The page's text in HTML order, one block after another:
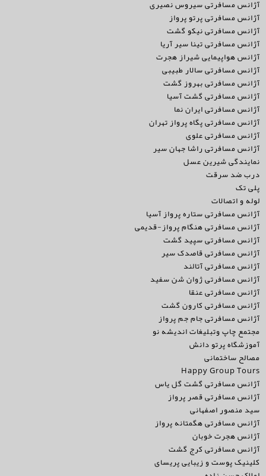
آژانس مسافرتی سیروس نصیری
آژانس مسافرتی پرتو پرواز
آژانس مسافرتی نیکو گشت
آژانس مسافرتی تینا سیر آریا
آژانس هواپیمایی شیراز هجرت
آژانس مسافرتی سالار طبیبی
آژانس مسافرتی بهروز گشت
آژانس مسافرتی گشت آسیا
آژانس مسافرتی ایران نما
آژانس مسافرتی پگاه پرواز تهران
آژانس مسافرتی علوی
آژانس مسافرتی راشا جهان سیر
نمایندگی شیرین عسل
درب ضد سرقت
پلی تک
لوله و اتصالات
آژانس مسافرتی ستاره پرواز آسیا
آژانس مسافرتی هنگام پرواز-قدیمی
آژانس مسافرتی سپید گشت
آژانس مسافرتی قاصدک سیر
آژانس مسافرتی آتالند
آژانس مسافرتی ژوان شن سفید
آژانس مسافرتی عنقا
آژانس مسافرتی کارون گشت
آژانس مسافرتی جام جم پرواز
مجتمع چاپ وتبلیغات اندیشه نو
آموزشگاه پرتو دانش
مصالح ساختمانی
Happy Group Tours
آژانس مسافرتی گشت گل یاس
آژانس مسافرتی قصر پرواز
سید منصور اصفهانی
آژانس مسافرتی هگمتانه پرواز
آژانس هجرت خوبان
آژانس مسافرتی کرج گشت
کلینیک پوست و زیبایی پریسای